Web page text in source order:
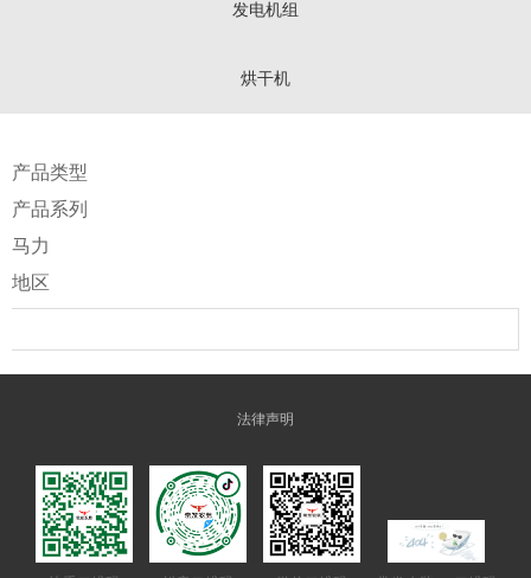
发电机组
烘干机
产品类型
产品系列
马力
地区
法律声明